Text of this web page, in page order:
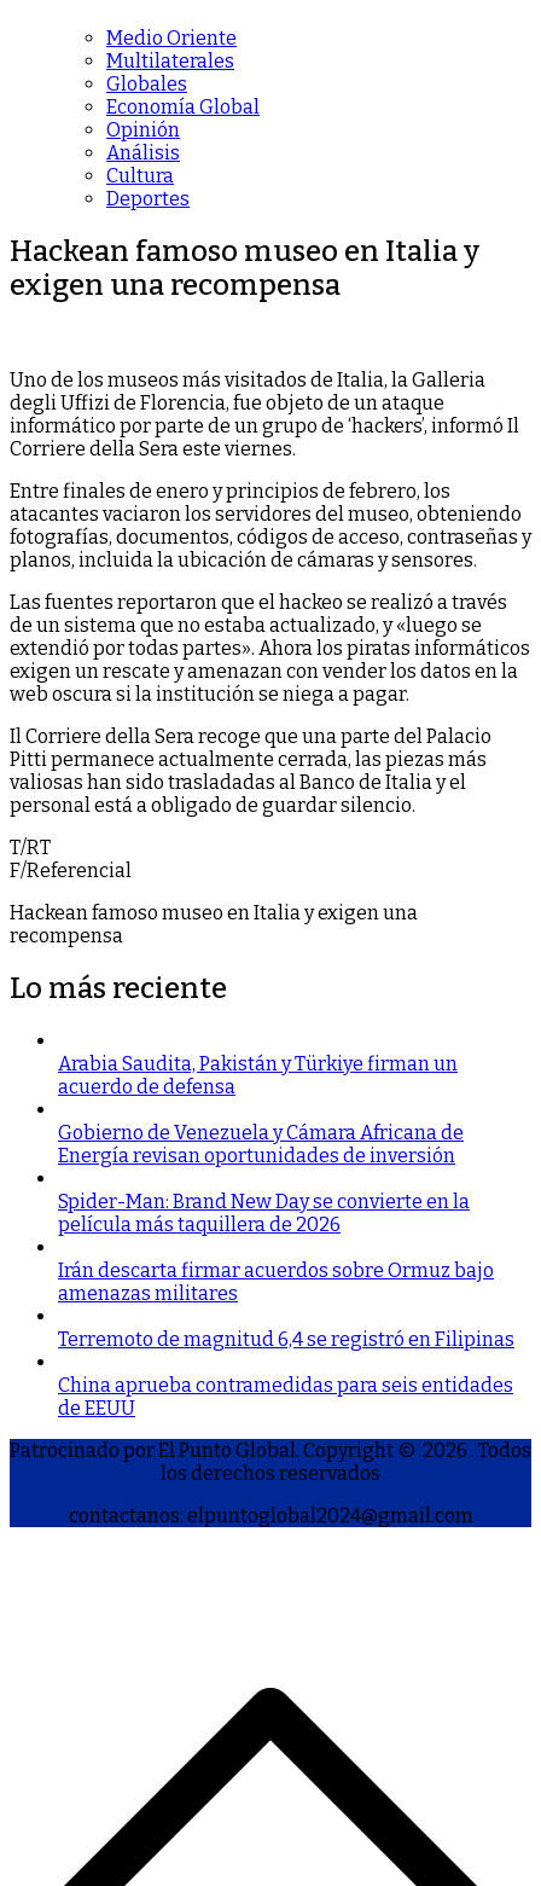
Medio Oriente
Multilaterales
Globales
Economía Global
Opinión
Análisis
Cultura
Deportes
Hackean famoso museo en Italia y
exigen una recompensa
Uno de los museos más visitados de Italia, la Galleria
degli Uffizi de Florencia, fue objeto de un ataque
informático por parte de un grupo de ‘hackers’, informó Il
Corriere della Sera este viernes.
Entre finales de enero y principios de febrero, los
atacantes vaciaron los servidores del museo, obteniendo
fotografías, documentos, códigos de acceso, contraseñas y
planos, incluida la ubicación de cámaras y sensores.
Las fuentes reportaron que el hackeo se realizó a través
de un sistema que no estaba actualizado, y «luego se
extendió por todas partes». Ahora los piratas informáticos
exigen un rescate y amenazan con vender los datos en la
web oscura si la institución se niega a pagar.
Il Corriere della Sera recoge que una parte del Palacio
Pitti permanece actualmente cerrada, las piezas más
valiosas han sido trasladadas al Banco de Italia y el
personal está a obligado de guardar silencio.
T/RT
F/Referencial
Hackean famoso museo en Italia y exigen una
recompensa
Lo más reciente
Arabia Saudita, Pakistán y Türkiye firman un
acuerdo de defensa
Gobierno de Venezuela y Cámara Africana de
Energía revisan oportunidades de inversión
Spider-Man: Brand New Day se convierte en la
película más taquillera de 2026
Irán descarta firmar acuerdos sobre Ormuz bajo
amenazas militares
Terremoto de magnitud 6,4 se registró en Filipinas
China aprueba contramedidas para seis entidades
de EEUU
Patrocinado por El Punto Global. Copyright © 2026 . Todos
los derechos reservados
contactanos: elpuntoglobal2024@gmail.com